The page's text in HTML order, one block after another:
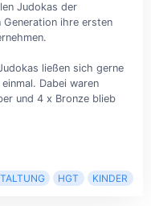
Judokas der
ihre ersten
ließen sich gerne
Dabei waren
und 4 x Bronze blieb
HGT KINDER